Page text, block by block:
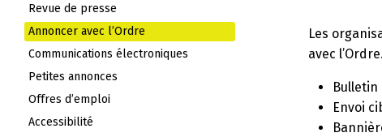
Les
avec
Envoi
Revue de presse
Annoncer avec l’Ordre
Communications électroniques
Petites annonces
Offres d’emploi
Accessibilité